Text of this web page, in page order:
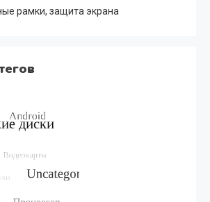
рамки, защита экрана